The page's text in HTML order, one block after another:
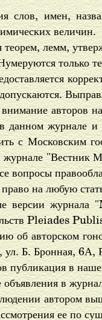
слов, имен,
величин.
лемм,
только
авторов
данном журнале и
с Московским
журнале "Вестник
вопросы
на любую
версии
Pleiades
об авторском
Б. Бронная, 6А,
публикация в
в
автором
ее по